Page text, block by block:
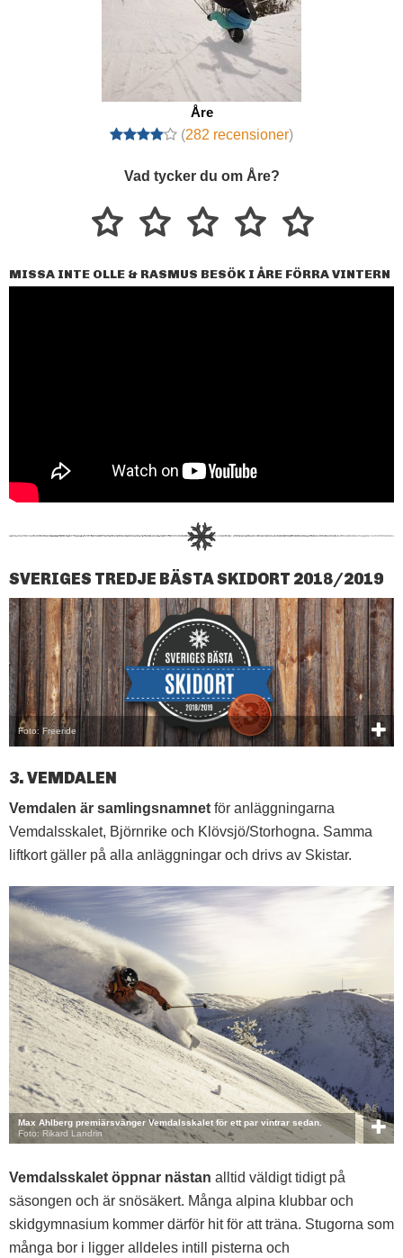
Åre
(282 recensioner)
Vad tycker du om Åre?
MISSA INTE OLLE & RASMUS BESÖK I ÅRE FÖRRA VINTERN
SVERIGES TREDJE BÄSTA SKIDORT 2018/2019
Foto: Freeride
3. VEMDALEN
Vemdalen är samlingsnamnet för anläggningarna
Vemdalsskalet, Björnrike och Klövsjö/Storhogna. Samma
liftkort gäller på alla anläggningar och drivs av Skistar.
Max Ahlberg premiärsvänger Vemdalsskalet för ett par vintrar sedan.
Foto: Rikard Landrin
Vemdalsskalet öppnar nästan alltid väldigt tidigt på
säsongen och är snösäkert. Många alpina klubbar och
skidgymnasium kommer därför hit för att träna. Stugorna som
många bor i ligger alldeles intill pisterna och